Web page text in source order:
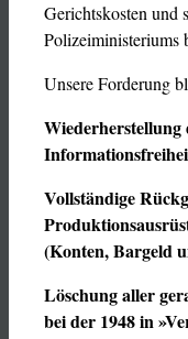
Gerichtskosten und
Polizeiministeriums
Unsere Forderung
Wiederherstellung
Vollständige
(Konten, Bargeld
Löschung aller
bei der 1948 in